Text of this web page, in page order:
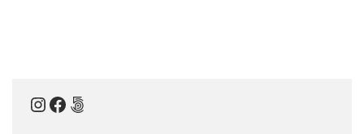
Instagram
Facebook
500px